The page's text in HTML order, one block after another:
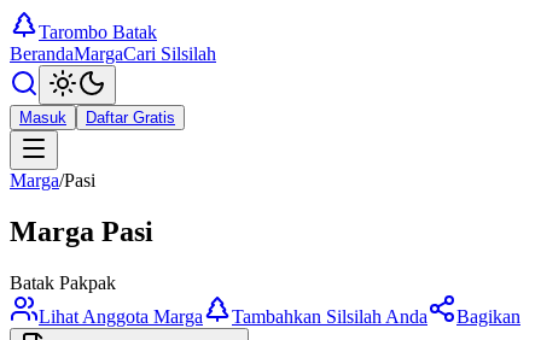
Tarombo Batak
BerandaMargaCari Silsilah
Masuk Daftar Gratis
Marga/Pasi
Marga Pasi
Batak Pakpak
Lihat Anggota Marga
Tambahkan Silsilah Anda Bagikan